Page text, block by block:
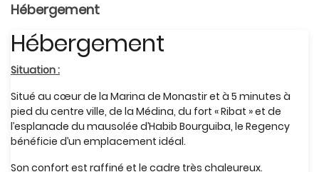
Hébergement
Hébergement
Situation :
Situé au cœur de la Marina de Monastir et à 5 minutes à
pied du centre ville, de la Médina, du fort « Ribat » et de
l’esplanade du mausolée d’Habib Bourguiba, le Regency
bénéficie d’un emplacement idéal.
Son confort est raffiné et le cadre très chaleureux.